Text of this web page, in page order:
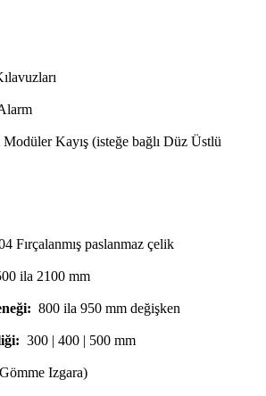
Modüler Kayış (isteğe bağlı Düz ​​Üstlü
Fırçalanmış paslanmaz çelik
ila 2100 mm
800 ila 950 mm değişken
300 | 400 | 500 mm
Izgara)